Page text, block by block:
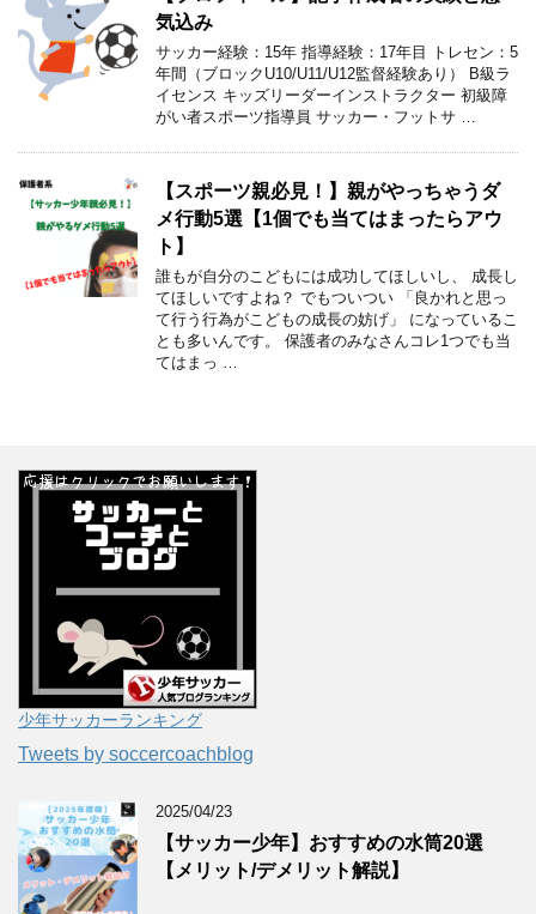
気込み
サッカー経験：15年 指導経験：17年目 トレセン：5
年間（ブロックU10/U11/U12監督経験あり） B級ラ
イセンス キッズリーダーインストラクター 初級障
がい者スポーツ指導員 サッカー・フットサ …
【スポーツ親必見！】親がやっちゃうダ
メ行動5選【1個でも当てはまったらアウ
ト】
誰もが自分のこどもには成功してほしいし、 成長し
てほしいですよね？ でもついつい 「良かれと思っ
て行う行為がこどもの成長の妨げ」 になっているこ
とも多いんです。 保護者のみなさんコレ1つでも当
てはまっ …
少年サッカーランキング
Tweets by soccercoachblog
2025/04/23
【サッカー少年】おすすめの水筒20選
【メリット/デメリット解説】